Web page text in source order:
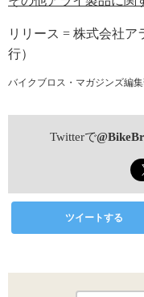
リリース = 株式会社ア
行）
バイクブロス・マガジンズ編
Twitterで
ツイートする